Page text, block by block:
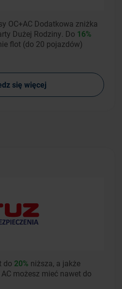
OC+AC Dodatkowa zniżka
Dużej Rodziny. Do 16%
flot (do 20 pojazdów)
się więcej
do 20% niższa, a jakże
możesz mieć nawet do